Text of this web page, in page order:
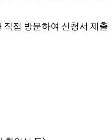
직접 방문하여 신청서 제출